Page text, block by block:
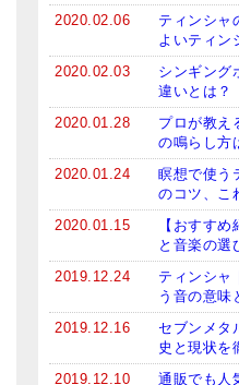
2020.02.06
ティンシャ
よいティン
2020.02.03
シンギング
違いとは？
2020.01.28
プロが教え
の鳴らし方
2020.01.24
瞑想で使う
のコツ、こ
2020.01.15
【おすす
と音楽の選
2019.12.24
ティンシャ
う音の意味
2019.12.16
セブンメタ
史と現状を
2019.12.10
通販でも人